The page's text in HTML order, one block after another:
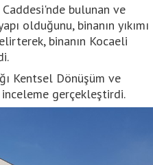
bulunan ve
olduğunu, binanın yıkımı
binanın Kocaeli
Kentsel Dönüşüm ve
gerçekleştirdi.